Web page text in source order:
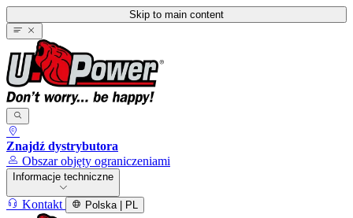
Skip to main content
Znajdź dystrybutora
Obszar objęty ograniczeniami
Informacje techniczne
Kontakt Polska | PL